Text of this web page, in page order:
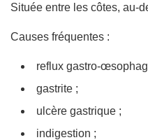
Située entre les côtes, au-
Causes fréquentes :
reflux gastro-
gastrite ;
ulcère gastrique ;
indigestion ;